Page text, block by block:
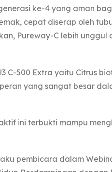
ke-4 yang aman
cepat diserap oleh
Pureway-C lebih unggul
C-500 Extra yaitu Citrus
yang sangat besar
ini terbukti mampu
pembicara dalam